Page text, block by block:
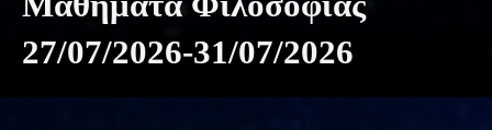
27/07/2026-31/07/2026